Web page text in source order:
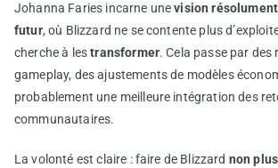
Johanna Faries incarne unevision
futur, où Blizzard ne se contente plus
cherche à lestransformer. Cela passe par des
gameplay, des ajustements de modèles
probablement une meilleure intégration des
communautaires.
La volonté est claire : faire de Blizzard non